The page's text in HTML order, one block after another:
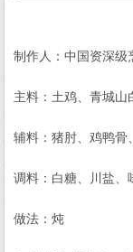
制作人：中国资深级
主料：土鸡、青城山
辅料：猪肘、鸡鸭骨
调料：白糖、川盐、
做法：炖